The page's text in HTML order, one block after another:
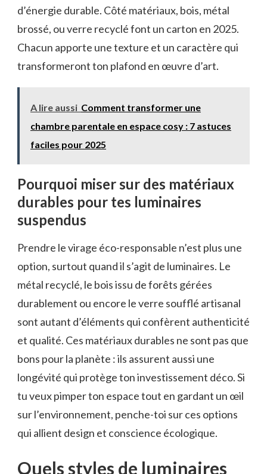
d’énergie durable. Côté matériaux, bois, métal
brossé, ou verre recyclé font un carton en 2025.
Chacun apporte une texture et un caractère qui
transformeront ton plafond en œuvre d’art.
A lire aussi Comment transformer une
chambre parentale en espace cosy : 7 astuces
faciles pour 2025
Pourquoi miser sur des matériaux
durables pour tes luminaires
suspendus
Prendre le virage éco-responsable n’est plus une
option, surtout quand il s’agit de luminaires. Le
métal recyclé, le bois issu de forêts gérées
durablement ou encore le verre soufflé artisanal
sont autant d’éléments qui confèrent authenticité
et qualité. Ces matériaux durables ne sont pas que
bons pour la planète : ils assurent aussi une
longévité qui protège ton investissement déco. Si
tu veux pimper ton espace tout en gardant un œil
sur l’environnement, penche-toi sur ces options
qui allient design et conscience écologique.
Quels styles de luminaires